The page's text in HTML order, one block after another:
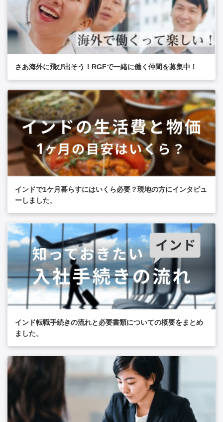
さあ海外に飛び出そう！RGFで一緒に働く仲間を募集中！
インドで1ケ月暮らすにはいくら必要？現地の方にインタビュ
ーしました。
インド転職手続きの流れと必要書類についての概要をまとめ
ました。